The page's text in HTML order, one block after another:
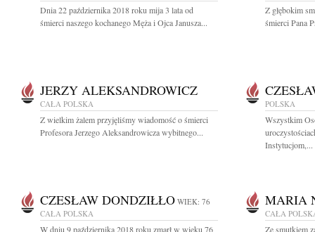
Dnia 22 października 2018 roku mija 3 lata od
śmierci naszego kochanego Męża i Ojca Janusza...
Z głębokim
śmierci Pana
JERZY ALEKSANDROWICZ
CAŁA POLSKA
Z wielkim żalem przyjęliśmy wiadomość o śmierci
Profesora Jerzego Aleksandrowicza wybitnego...
POLSKA
Wszystkim
Instytucjom,...
CZESŁAW DONDZIŁŁO WIEK: 76
CAŁA POLSKA
W dniu 9 października 2018 roku zmarł w wieku 76
MARIA
CAŁA
Ze smutkiem